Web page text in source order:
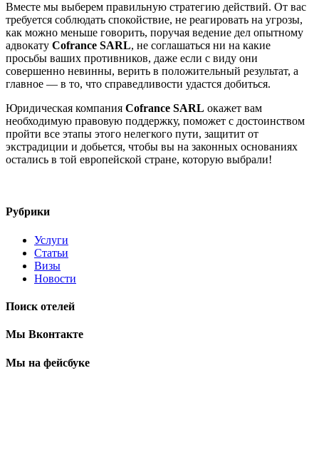
Вместе мы выберем правильную стратегию действий. От вас
требуется соблюдать спокойствие, не реагировать на угрозы,
как можно меньше говорить, поручая ведение дел опытному
адвокату Cofrance SARL, не соглашаться ни на какие
просьбы ваших противников, даже если с виду они
совершенно невинны, верить в положительный результат, а
главное — в то, что справедливости удастся добиться.
Юридическая компания Cofrance SARL окажет вам
необходимую правовую поддержку, поможет с достоинством
пройти все этапы этого нелегкого пути, защитит от
экстрадиции и добьется, чтобы вы на законных основаниях
остались в той европейской стране, которую выбрали!
Рубрики
Услуги
Статьи
Визы
Новости
Поиск отелей
Мы Вконтакте
Мы на фейсбуке